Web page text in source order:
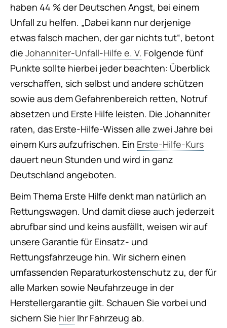
haben 44 % der Deutschen Angst, bei einem
Unfall zu helfen. „Dabei kann nur derjenige
etwas falsch machen, der gar nichts tut“, betont
die Johanniter-Unfall-Hilfe e. V. Folgende fünf
Punkte sollte hierbei jeder beachten: Überblick
verschaffen, sich selbst und andere schützen
sowie aus dem Gefahrenbereich retten, Notruf
absetzen und Erste Hilfe leisten. Die Johanniter
raten, das Erste-Hilfe-Wissen alle zwei Jahre bei
einem Kurs aufzufrischen. Ein Erste-Hilfe-Kurs
dauert neun Stunden und wird in ganz
Deutschland angeboten.
Beim Thema Erste Hilfe denkt man natürlich an
Rettungswagen. Und damit diese auch jederzeit
abrufbar sind und keins ausfällt, weisen wir auf
unsere Garantie für Einsatz- und
Rettungsfahrzeuge hin. Wir sichern einen
umfassenden Reparaturkostenschutz zu, der für
alle Marken sowie Neufahrzeuge in der
Herstellergarantie gilt. Schauen Sie vorbei und
sichern Sie hier Ihr Fahrzeug ab.